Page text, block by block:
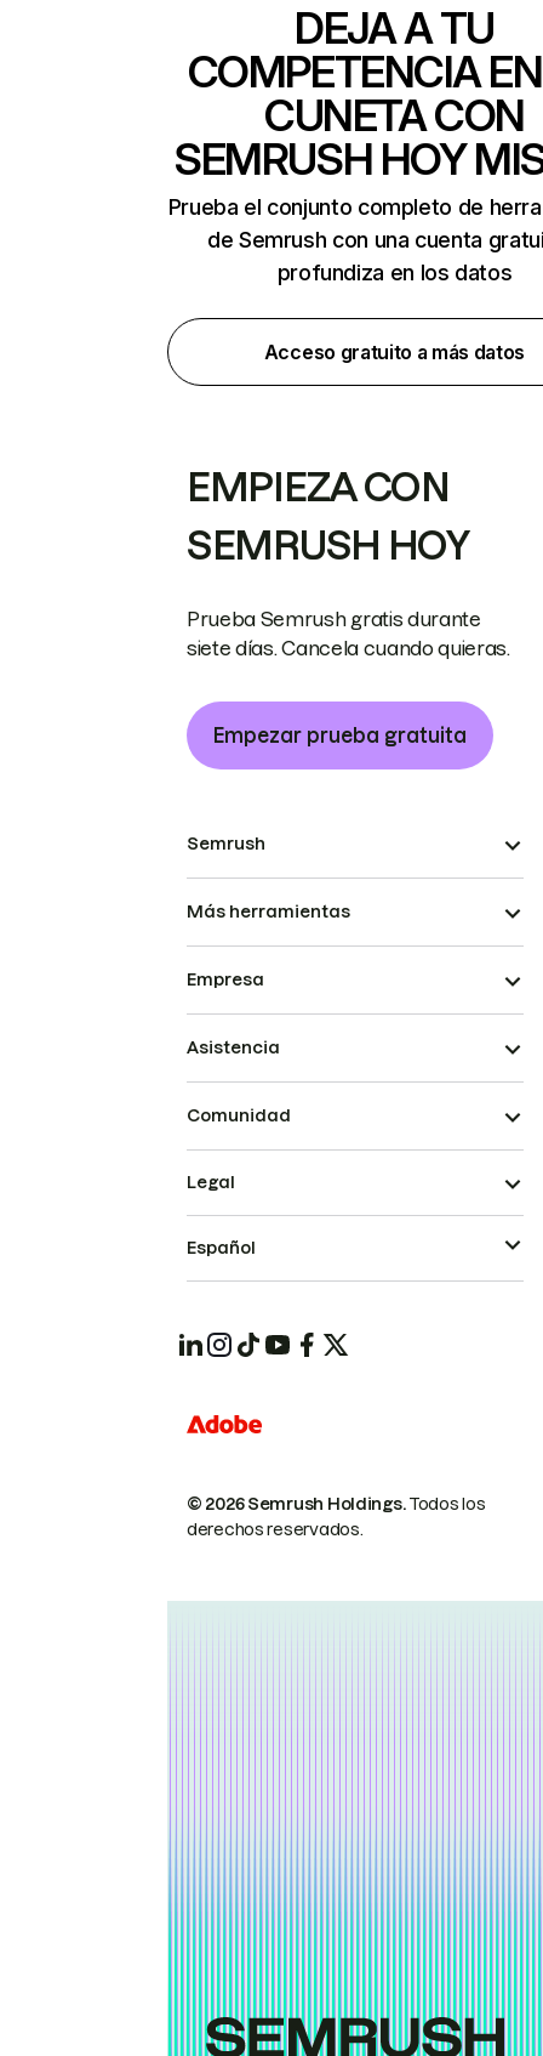
DEJA A TU
COMPETENCIA
CUNETA CON
SEMRUSH HOY
Prueba el conjunto completo de
de Semrush con una cuenta
profundiza en los datos
Acceso gratuito a más datos
EMPIEZA CON
SEMRUSH HOY
Prueba Semrush gratis durante
siete días. Cancela cuando quieras.
Empezar prueba gratuita
Semrush
Más herramientas
Empresa
Asistencia
Comunidad
© 2026 Semrush Holdings.Todos los
derechos reservados.
Legal
Español